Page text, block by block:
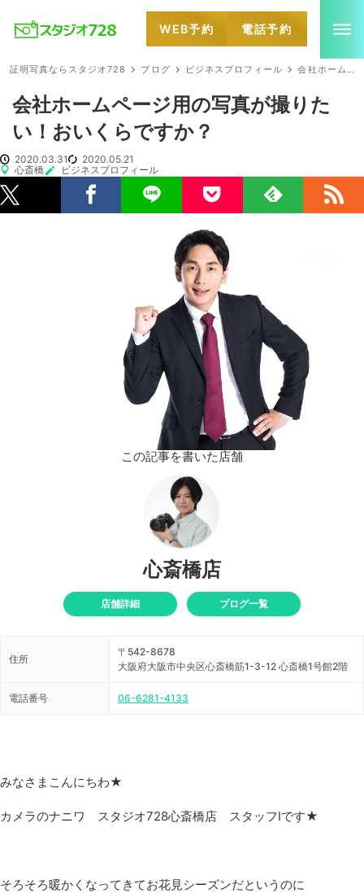
WEB予約 電話予約
証明写真ならスタジオ728 ブログ ビジネスプロフィール 会社ホームページ用の写真が撮りたい！おいくらですか？
会社ホームページ用の写真が撮りた
い！おいくらですか？
2020.03.31
2020.05.21
心斎橋
ビジネスプロフィール
この記事を書いた店舗
心斎橋店
店舗詳細 ブログ一覧
住所
〒542-8678
大阪府大阪市中央区心斎橋筋1-3-12 心斎橋1号館2階
電話番号 06-6281-4133
みなさまこんにちわ★
カメラのナニワ スタジオ728心斎橋店 スタッフⅠです★
そろそろ暖かくなってきてお花見シーズンだというのに